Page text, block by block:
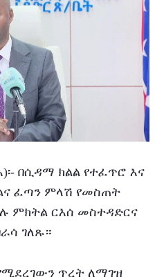
በሲዳማ ክልል የተፈጥሮ እና
ፈጣን ምላሽ የመስጠት
ምክትል ርእሰ መስተዳድርና
ገለጹ።
ጥረት ለማገዝ